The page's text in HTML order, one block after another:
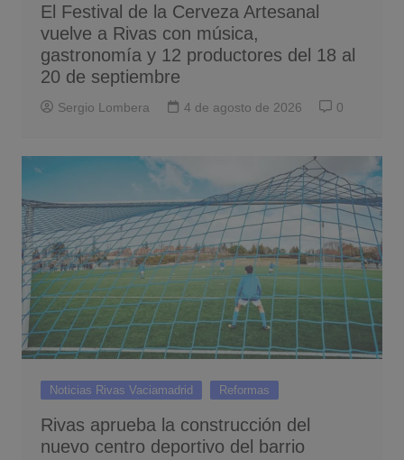
El Festival de la Cerveza Artesanal
vuelve a Rivas con música,
gastronomía y 12 productores del 18 al
20 de septiembre
Sergio Lombera 4 de agosto de 2026 0
Noticias Rivas Vaciamadrid Reformas
Rivas aprueba la construcción del
nuevo centro deportivo del barrio